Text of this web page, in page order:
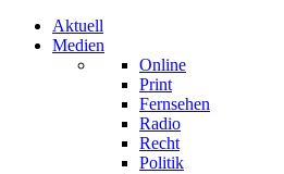
Aktuell
Medien
Online
Print
Fernsehen
Radio
Recht
Politik